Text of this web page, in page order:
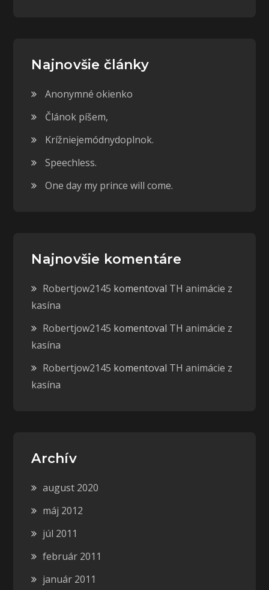
Najnovšie články
Anonymné okienko
Článok píšem,
Krížniejemódnydoplnok.
Speechless.
One day my prince will come.
Najnovšie komentáre
Robertjow2145 komentoval TH animácie z
kasína
Robertjow2145 komentoval TH animácie z
kasína
Robertjow2145 komentoval TH animácie z
kasína
Archív
august 2020
máj 2012
júl 2011
február 2011
január 2011